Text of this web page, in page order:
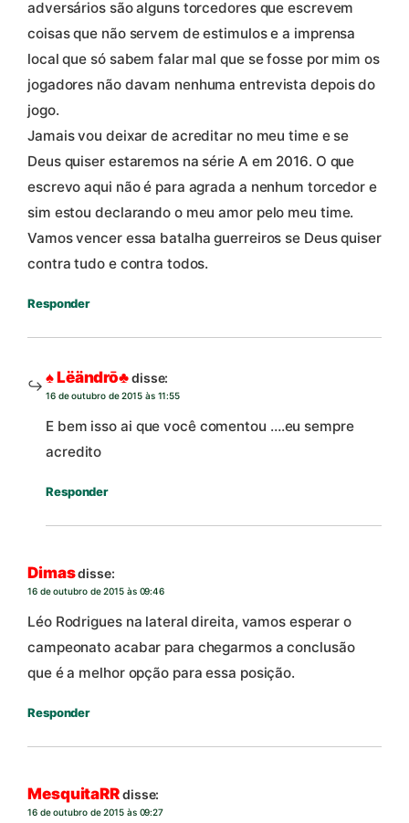
adversários são alguns torcedores que escrevem
coisas que não servem de estimulos e a imprensa
local que só sabem falar mal que se fosse por mim os
jogadores não davam nenhuma entrevista depois do
jogo.
Jamais vou deixar de acreditar no meu time e se
Deus quiser estaremos na série A em 2016. O que
escrevo aqui não é para agrada a nenhum torcedor e
sim estou declarando o meu amor pelo meu time.
Vamos vencer essa batalha guerreiros se Deus quiser
contra tudo e contra todos.
Responder
♠ Lëändrō♣disse:
16 de outubro de 2015 às 11:55
E bem isso ai que você comentou ….eu sempre
acredito
Responder
Dimasdisse:
16 de outubro de 2015 às 09:46
Léo Rodrigues na lateral direita, vamos esperar o
campeonato acabar para chegarmos a conclusão
que é a melhor opção para essa posição.
Responder
MesquitaRRdisse:
16 de outubro de 2015 às 09:27